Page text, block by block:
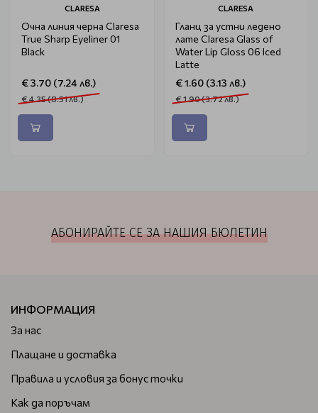
CLARESA
Очна линия черна Claresa
True Sharp Eyeliner 01
Black
€ 3.70 (7.24 лв.)
€ 4.35 (8.51 лв.)
CLARESA
Гланц за устни ледено
лате Claresa Glass of
Water Lip Gloss 06 Iced
Latte
€ 1.60 (3.13 лв.)
€ 1.90 (3.72 лв.)
АБОНИРАЙТЕ СЕ ЗА НАШИЯ БЮЛЕТИН
ИНФОРМАЦИЯ
За нас
Плащане и доставка
Правила и условия за бонус точки
Как да поръчам